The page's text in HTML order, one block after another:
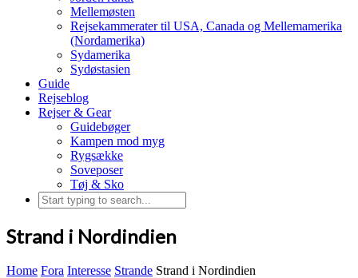
Mellemøsten
Rejsekammerater til USA, Canada og Mellemamerika
(Nordamerika)
Sydamerika
Sydøstasien
Guide
Rejseblog
Rejser & Gear
Guidebøger
Kampen mod myg
Rygsække
Soveposer
Tøj & Sko
Strand i Nordindien
Home Fora Interesse Strande Strand i Nordindien